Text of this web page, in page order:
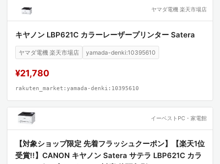
ヤマダ電機 楽天市場店
キヤノン LBP621C カラーレーザープリンター Satera
ヤマダ電機 楽天市場店 yamada-denki:10395610
¥21,780
rakuten_market:yamada-denki:10395610
イーベストPC・家電館
【対象ショップ限定 先着フラッシュクーポン】【楽天1位
受賞!!】CANON キヤノン Satera サテラ LBP621C カラ